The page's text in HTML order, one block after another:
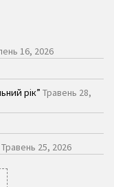
16, 2026
рік” Травень 28,
Травень 25, 2026